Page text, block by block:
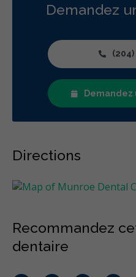
Demandez
Demandez
Directions
Recommandez
dentaire